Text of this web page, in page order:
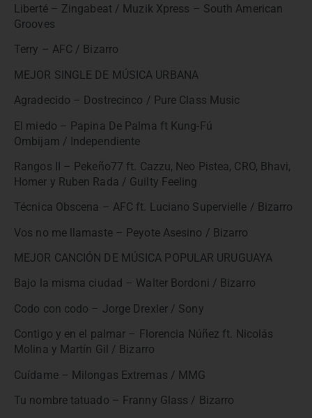
Liberté – Zingabeat / Muzik Xpress – South American
Grooves
Terry – AFC / Bizarro
MEJOR SINGLE DE MÚSICA URBANA
Agradecido – Dostrecinco / Pure Class Music
El miedo – Papina De Palma ft Kung-Fú
Ombijam / Independiente
Rangos II – Pekeño77 ft. Cazzu, Neo Pistea, CRO, Bhavi,
Homer y Ruben Rada / Guilty Feeling
Técnica Obscena – AFC ft. Luciano Supervielle / Bizarro
Vos no me llamaste – Peyote Asesino / Bizarro
MEJOR CANCIÓN DE MÚSICA POPULAR URUGUAYA
Bajo la misma ciudad – Walter Bordoni / Bizarro
Codo con codo – Jorge Drexler / Sony
Contigo y en el palmar – Florencia Núñez ft. Nicolás
Molina y Martín Gil / Bizarro
Cuídame – Milongas Extremas / MMG
Tu nombre tatuado – Franny Glass / Bizarro